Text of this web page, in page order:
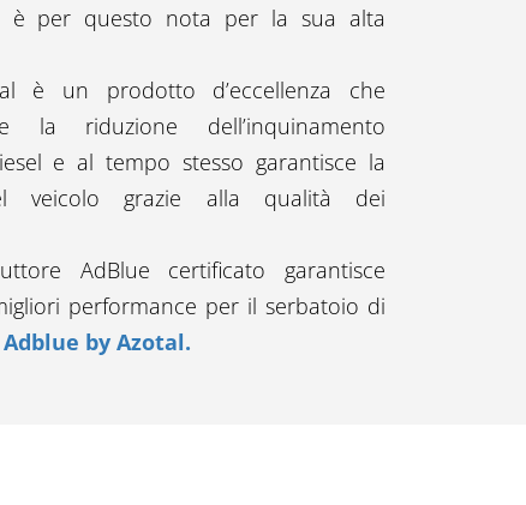
è per questo nota per la sua alta
è un prodotto d’eccellenza che
la riduzione dell’inquinamento
e al tempo stesso garantisce la
veicolo grazie alla qualità dei
AdBlue certificato garantisce
performance per il serbatoio di
by Azotal.